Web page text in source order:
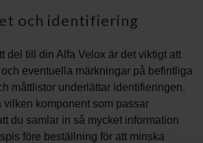
och identifiering
del till din Alfa Velox är det viktigt att
eventuella märkningar på befintliga
måttlistor underlättar identifieringen.
vilken komponent som passar
du samlar in så mycket information
före beställning för att minska